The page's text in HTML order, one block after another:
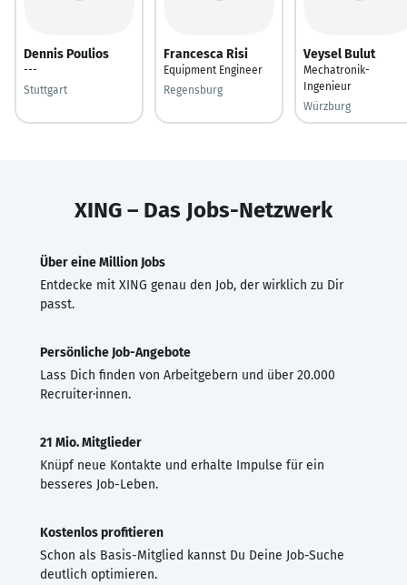
Dennis Poulios
---
Stuttgart
Francesca Risi
Equipment Engineer
Regensburg
Veysel Bulut
Mechatronik-
Ingenieur
Würzburg
XING – Das Jobs-Netzwerk
Über eine Million Jobs
Entdecke mit XING genau den Job, der wirklich zu Dir
passt.
Persönliche Job-Angebote
Lass Dich finden von Arbeitgebern und über 20.000
Recruiter·innen.
21 Mio. Mitglieder
Knüpf neue Kontakte und erhalte Impulse für ein
besseres Job-Leben.
Kostenlos profitieren
Schon als Basis-Mitglied kannst Du Deine Job-Suche
deutlich optimieren.